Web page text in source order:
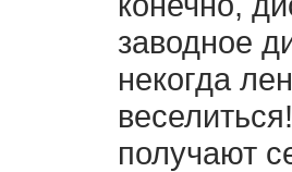
заводное
некогда
получают